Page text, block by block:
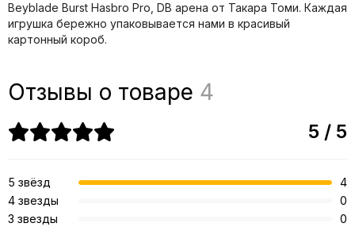
Beyblade Burst Hasbro Pro, DB арена от Такара Томи. Каждая
игрушка бережно упаковывается нами в красивый
картонный короб.
Отзывы о товаре 4
5 / 5
5 звёзд
4
4 звезды
0
3 звезды
0